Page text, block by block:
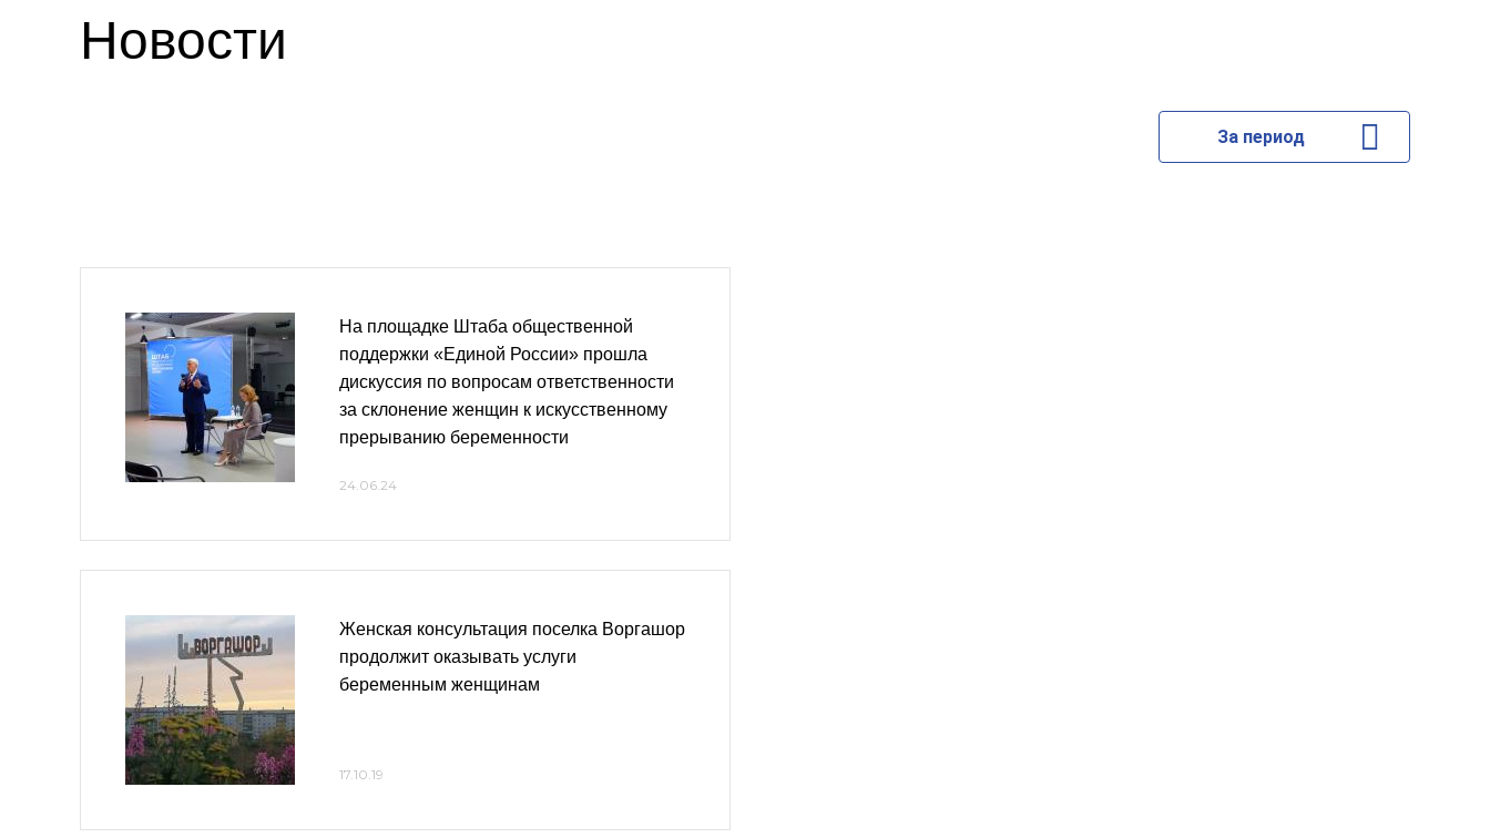
Новости
За период
На площадке Штаба общественной
поддержки «Единой России» прошла
дискуссия по вопросам ответственности
за склонение женщин к искусственному
прерыванию беременности
24.06.24
Женская консультация поселка Воргашор
продолжит оказывать услуги
беременным женщинам
17.10.19